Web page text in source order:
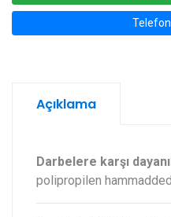
Açıklama
Darbelere karşı
polipropilen